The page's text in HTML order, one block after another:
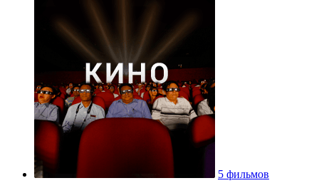
5 фильмов